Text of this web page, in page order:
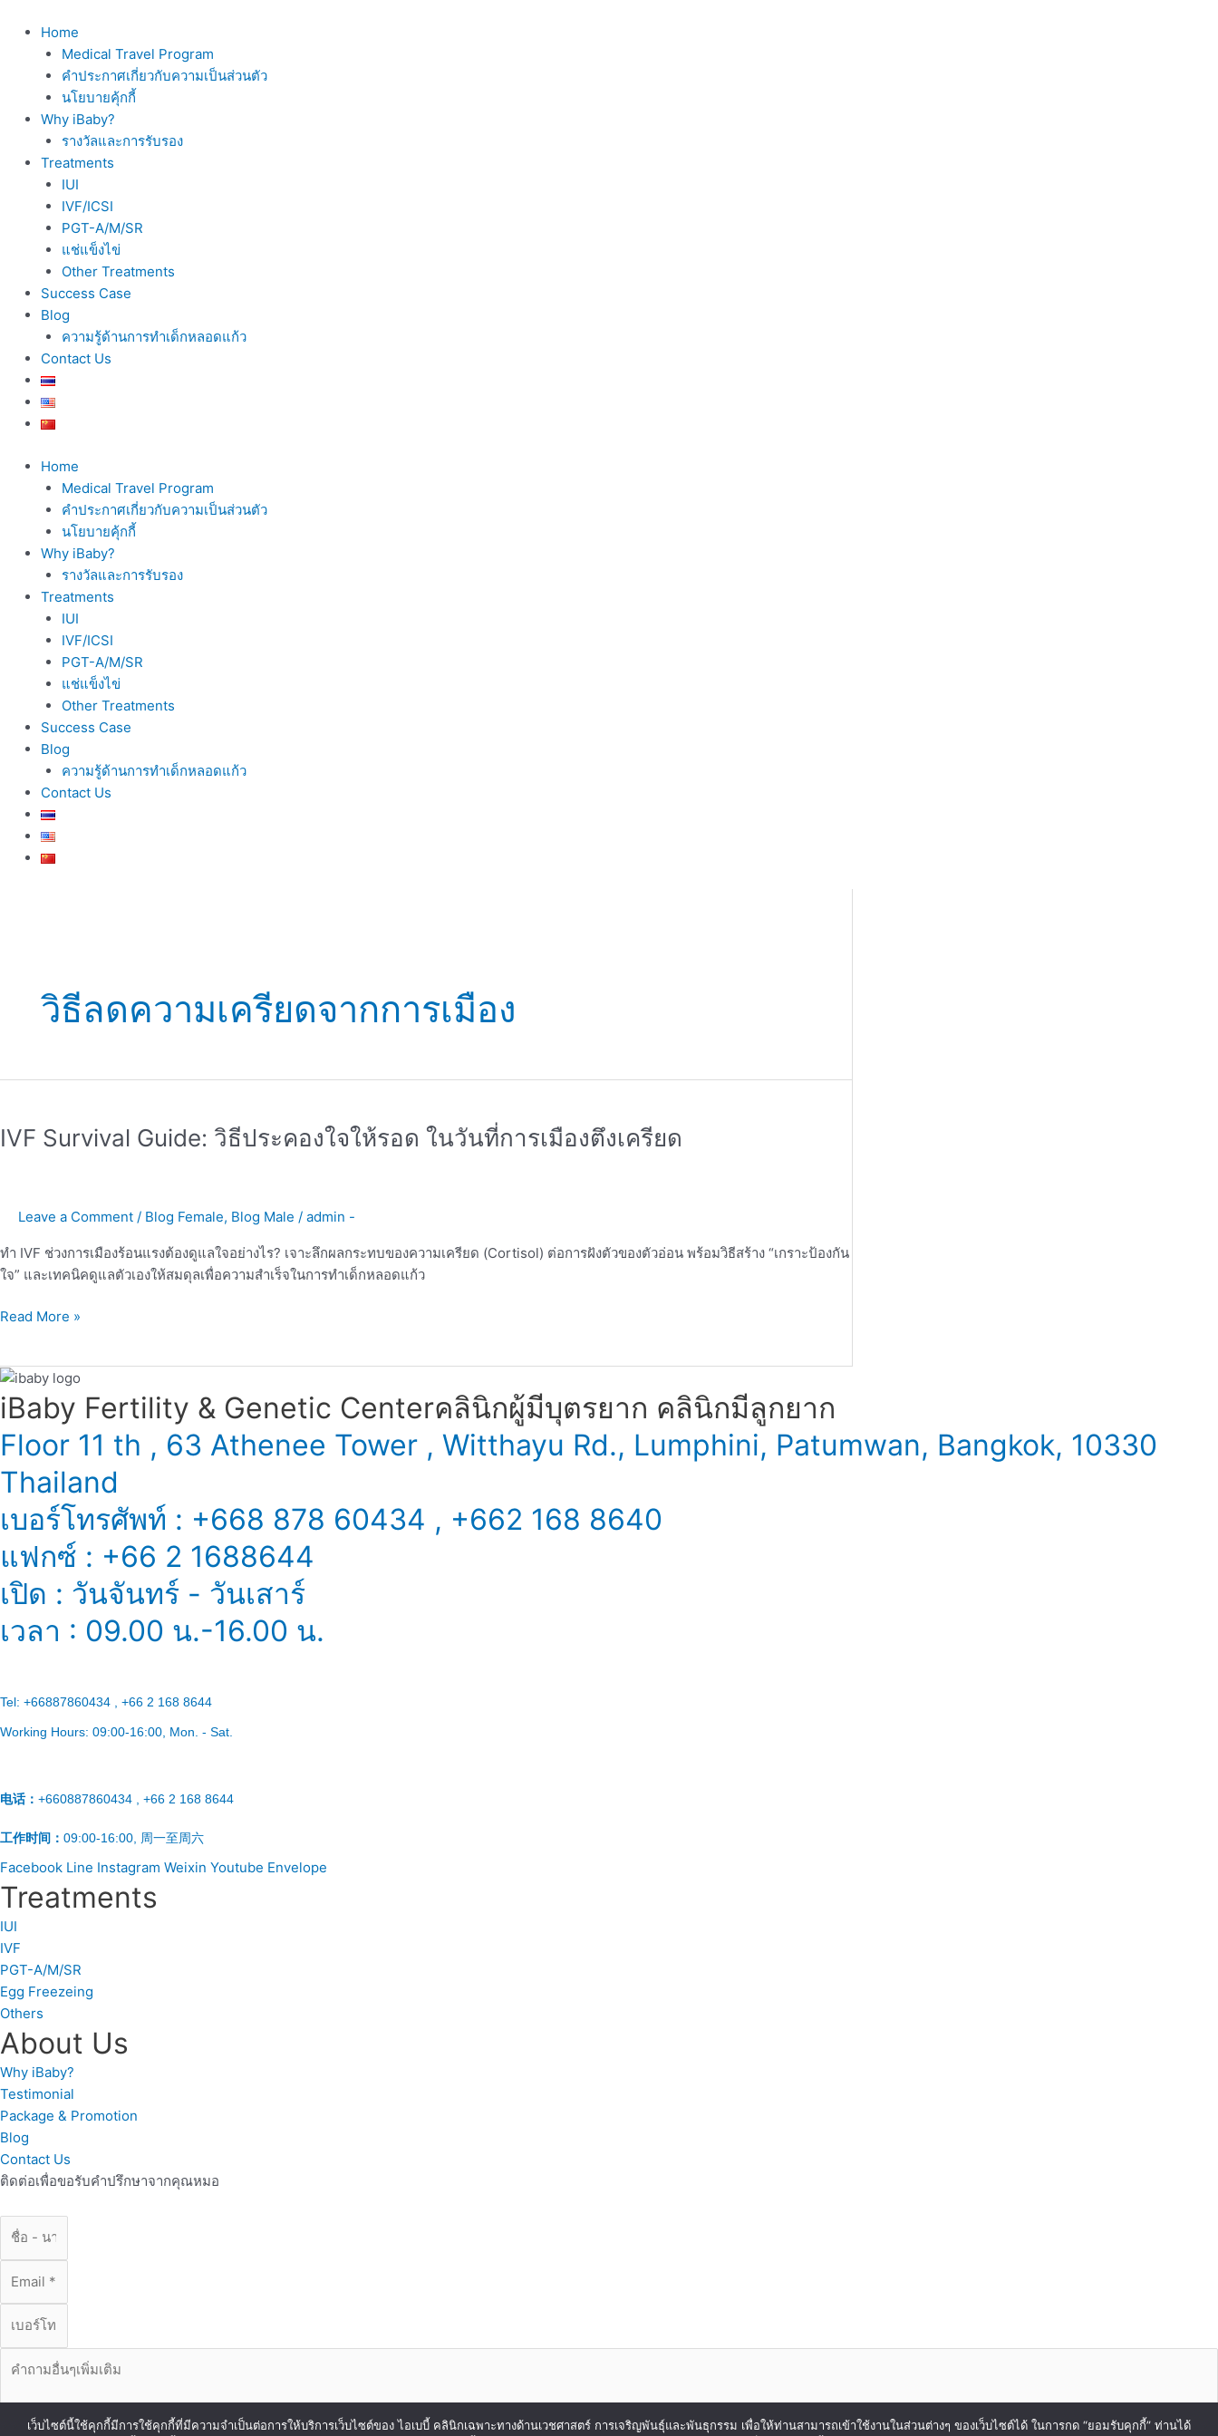
content
Home
Medical Travel Program
คำประกาศเกี่ยวกับความเป็นส่วนตัว
นโยบายคุ้กกี้
Why iBaby?
รางวัลและการรับรอง
Treatments
IUI
IVF/ICSI
PGT-A/M/SR
แช่แข็งไข่
Other Treatments
Success Case
Blog
ความรู้ด้านการทำเด็กหลอดแก้ว
Contact Us
Home
Medical Travel Program
คำประกาศเกี่ยวกับความเป็นส่วนตัว
นโยบายคุ้กกี้
Why iBaby?
รางวัลและการรับรอง
Treatments
IUI
IVF/ICSI
PGT-A/M/SR
แช่แข็งไข่
Other Treatments
Success Case
Blog
ความรู้ด้านการทำเด็กหลอดแก้ว
Contact Us
วิธีลดความเครียดจากการเมือง
IVF Survival Guide: วิธีประคองใจให้รอด ในวันที่การเมืองตึงเครียด
Leave a Comment / Blog Female, Blog Male / admin -
ทำ IVF ช่วงการเมืองร้อนแรงต้องดูแลใจอย่างไร? เจาะลึกผลกระทบของความเครียด (Cortisol) ต่อการฝังตัวของตัวอ่อน พร้อมวิธีสร้าง “เกราะป้องกัน
ใจ” และเทคนิคดูแลตัวเองให้สมดุลเพื่อความสำเร็จในการทำเด็กหลอดแก้ว
Guide:
ใน
วัน
ที่
Read More »
iBaby Fertility & Genetic Center​ คลินิกผู้มีบุตรยาก คลินิกมีลูกยาก
Floor 11 th , 63 Athenee Tower , Witthayu Rd., Lumphini, Patumwan, Bangkok, 10330
Thailand
เบอร์โทรศัพท์ : +668 878 60434 , +662 168 8640
แฟกซ์ : +66 2 1688644
เปิด : วันจันทร์ - วันเสาร์
เวลา : 09.00 น.-16.00 น.
Tel: +66887860434 , +66 2 168 8644
Working Hours: 09:00-16:00 , Mon. - Sat.
电话： +660887860434 , +66 2 168 8644
工作时间： 09:00-16:00, 周一至周六
Facebook Line Instagram Weixin Youtube Envelope
Treatments
IUI
IVF
PGT-A/M/SR
Egg Freezeing
Others
About Us
Why iBaby?
Testimonial
Package & Promotion
Blog
Contact Us
ติดต่อเพื่อขอรับคำปรึกษาจากคุณหมอ
เว็บไซต์นี้ใช้คุกกี้มีการใช้คุกกี้ที่มีความจำเป็นต่อการให้บริการเว็บไซต์ของ ไอเบบี้ คลินิกเฉพาะทางด้านเวชศาสตร์ การเจริญพันธุ์และพันธุกรรม เพื่อให้ท่านสามารถเข้าใช้งานในส่วนต่างๆ ของเว็บไซต์ได้ ในการกด “ยอมรับคุกกี้” ท่านได้